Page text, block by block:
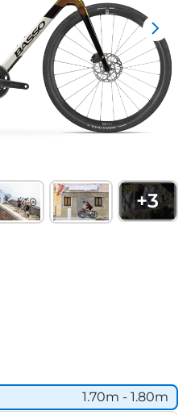
+3
1.70m - 1.80m